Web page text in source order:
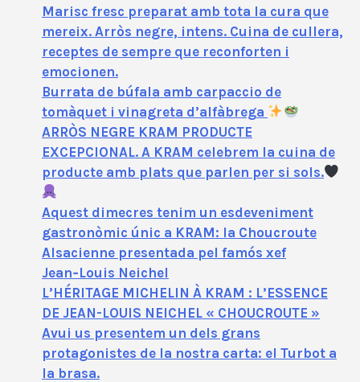
Marisc fresc preparat amb tota la cura que
mereix. Arròs negre, intens. Cuina de cullera,
receptes de sempre que reconforten i
emocionen.
Burrata de búfala amb carpaccio de
tomàquet i vinagreta d’alfàbrega
ARRÒS NEGRE KRAM PRODUCTE
EXCEPCIONAL. A KRAM celebrem la cuina de
producte amb plats que parlen per si sols.
Aquest dimecres tenim un esdeveniment
gastronòmic únic a KRAM: la Choucroute
Alsacienne presentada pel famós xef
Jean‑Louis Neichel
L’HÉRITAGE MICHELIN À KRAM : L’ESSENCE
DE JEAN-LOUIS NEICHEL « CHOUCROUTE »
Avui us presentem un dels grans
protagonistes de la nostra carta: el Turbot a
la brasa.